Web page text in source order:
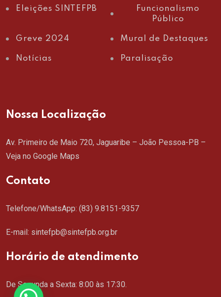
Eleições SINTEFPB
Funcionalismo
Público
Greve 2024 Mural de Destaques
Notícias Paralisação
Nossa Localização
Av. Primeiro de Maio 720, Jaguaribe – João Pessoa-PB –
Veja no Google Maps
Contato
Telefone/WhatsApp: (83) 9.8151-9357
E-mail: sintefpb@sintefpb.org.br
Horário de atendimento
De Segunda a Sexta: 8:00 às 17:30.